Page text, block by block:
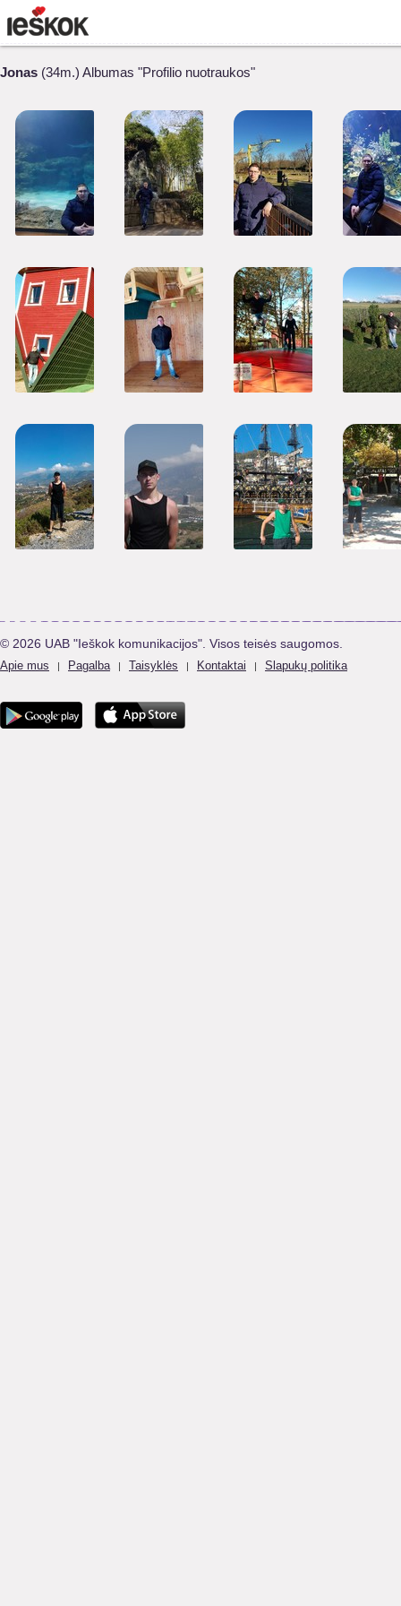
Jonas (34m.) Albumas "Profilio nuotraukos"
© 2026 UAB "Ieškok komunikacijos". Visos teisės saugomos.
Apie mus | Pagalba | Taisyklės | Kontaktai | Slapukų politika